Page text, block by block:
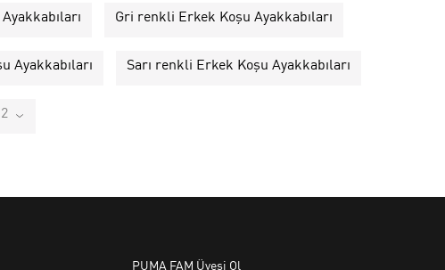
Gri renkli Erkek Koşu Ayakkabıları
Ayakkabıları Sarı renkli Erkek Koşu Ayakkabıları